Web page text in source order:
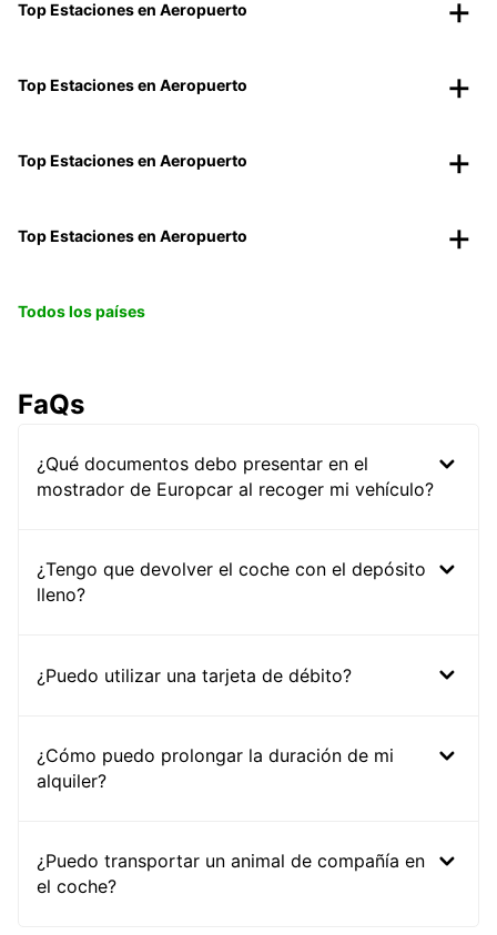
Top Estaciones en Aeropuerto
Top Estaciones en Aeropuerto
Top Estaciones en Aeropuerto
Top Estaciones en Aeropuerto
Todos los países
FaQs
¿Qué documentos debo presentar en el
mostrador de Europcar al recoger mi vehículo?
¿Tengo que devolver el coche con el depósito
lleno?
¿Puedo utilizar una tarjeta de débito?
¿Cómo puedo prolongar la duración de mi
alquiler?
¿Puedo transportar un animal de compañía en
el coche?